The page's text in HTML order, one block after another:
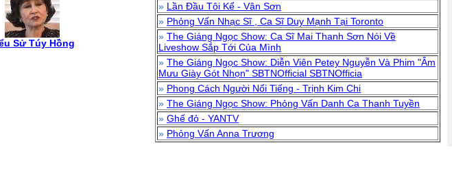
Sử Túy Hồng
» Lần Đầu Tôi Kể - Vân Sơn
» Phỏng Vấn Nhạc Sĩ , Ca Sĩ Duy Mạnh Tại Toronto
» The Giáng Ngọc Show: Ca Sĩ Mai Thanh Sơn Nói Về
Liveshow Sắp Tới Của Mình
» The Giáng Ngọc Show: Diễn Viên Petey Nguyễn Và Phim "Âm
Mưu Giày Gót Nhọn" SBTNOfficial SBTNOfficia
» Phong Cách Người Nổi Tiếng - Trịnh Kim Chi
» The Giáng Ngọc Show: Phỏng Vấn Danh Ca Thanh Tuyền
» Ghế đỏ - YANTV
» Phỏng Vấn Anna Trương